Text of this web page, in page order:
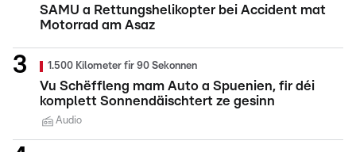
SAMU a Rettungshelikopter bei Accident mat
Motorrad am Asaz
1.500 Kilometer fir 90 Sekonnen
Vu Schëffleng mam Auto a Spuenien, fir déi
komplett Sonnendäischtert ze gesinn
Audio